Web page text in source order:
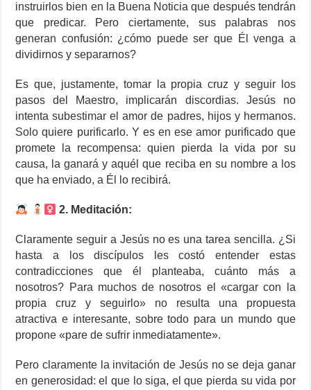
instruirlos bien en la Buena Noticia que después tendrán
que predicar. Pero ciertamente, sus palabras nos
generan confusión: ¿cómo puede ser que Él venga a
dividirnos y separarnos?
Es que, justamente, tomar la propia cruz y seguir los
pasos del Maestro, implicarán discordias. Jesús no
intenta subestimar el amor de padres, hijos y hermanos.
Solo quiere purificarlo. Y es en ese amor purificado que
promete la recompensa: quien pierda la vida por su
causa, la ganará y aquél que reciba en su nombre a los
que ha enviado, a Él lo recibirá.
2. Meditación:
Claramente seguir a Jesús no es una tarea sencilla. ¿Si
hasta a los discípulos les costó entender estas
contradicciones que él planteaba, cuánto más a
nosotros? Para muchos de nosotros el «cargar con la
propia cruz y seguirlo» no resulta una propuesta
atractiva e interesante, sobre todo para un mundo que
propone «pare de sufrir inmediatamente».
Pero claramente la invitación de Jesús no se deja ganar
en generosidad: el que lo siga, el que pierda su vida por